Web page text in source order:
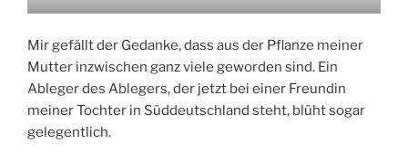
Mir gefällt der Gedanke, dass aus der Pflanze meiner
Mutter inzwischen ganz viele geworden sind. Ein
Ableger des Ablegers, der jetzt bei einer Freundin
meiner Tochter in Süddeutschland steht, blüht sogar
gelegentlich.